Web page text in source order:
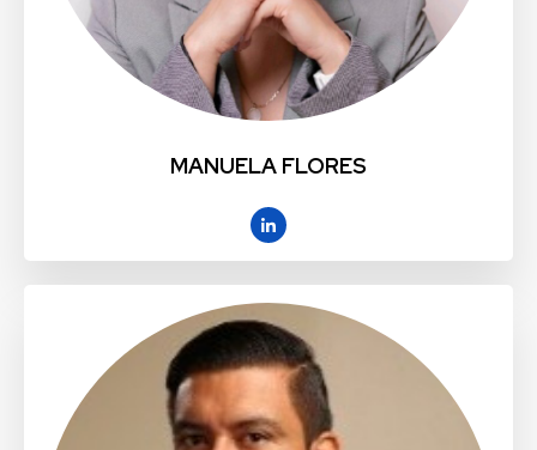
MANUELA FLORES